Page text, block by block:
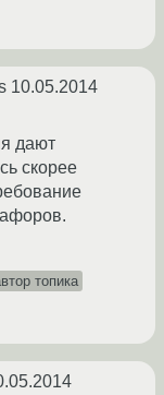
10.05.2014
дают
скорее
топика